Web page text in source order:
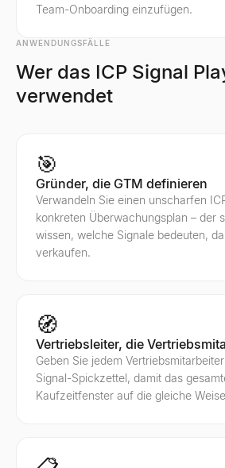
Team-Onboarding einzufügen.
ANWENDUNGSFÄLLE
Wer das ICP Signal
verwendet
🎯
Gründer, die GTM definieren
Verwandeln Sie einen unscharfen
konkreten Überwachungsplan – der
wissen, welche Signale bedeuten,
verkaufen.
🧭
Vertriebsleiter, die
Geben Sie jedem
Signal-Spickzettel, damit das
Kaufzeitfenster auf die gleiche